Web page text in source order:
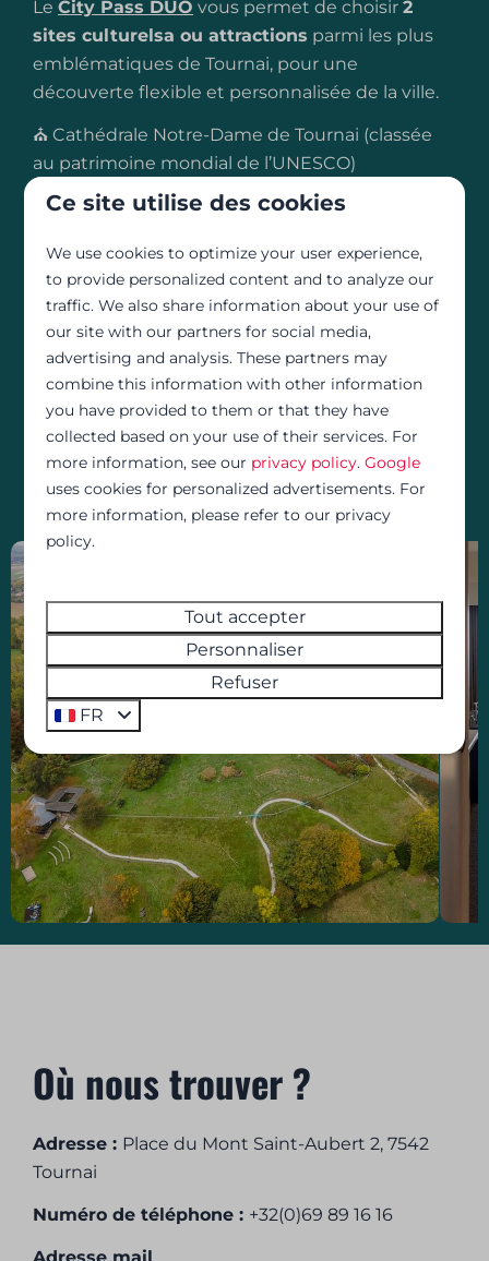
LeCity Pass DUO vous permet de choisir2
sites culturelsa ou attractions parmi les plus
emblématiques de Tournai, pour une
découverte flexible et personnalisée de la ville.
⛪ Cathédrale Notre-Dame de Tournai (classée
au patrimoine mondial de l’UNESCO)
🎭 MuFIm – Musée de Folklore et des
🎨 Musée des Beaux-Arts de Tournai
🐾 Musée d’Histoire naturelle et Vivarium
🛍️ Shopping dans le centre-ville et ses
boutiques locales
Partez à la découverte de Tournai !
Où nous trouver ?
Adresse : Place du Mont Saint-Aubert 2, 7542
Tournai
Numéro de téléphone : +32(0)69 89 16 16
Ce site utilise des cookies
We use cookies to optimize your user experience,
to provide personalized content and to analyze our
traffic. We also share information about your use of
our site with our partners for social media,
advertising and analysis. These partners may
combine this information with other information
you have provided to them or that they have
collected based on your use of their services. For
more information, see our privacy policy.Google
uses cookies for personalized advertisements. For
more information, please refer to our privacy
policy.
Tout accepter
Personnaliser
Refuser
FR